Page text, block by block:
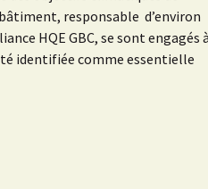
responsable d’environ
HQE GBC, se sont engagés
identifiée comme essentielle